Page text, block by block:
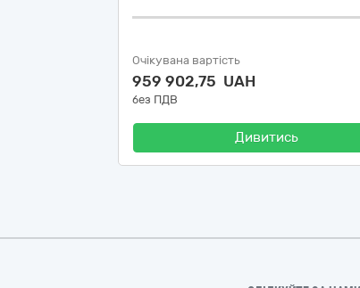
Очікувана вартість
959 902,75 UAH
без ПДВ
Дивитись